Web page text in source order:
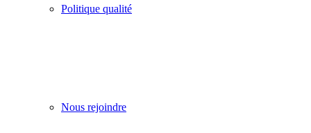
Politique qualité
Nous rejoindre